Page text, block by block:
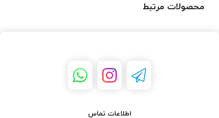
محصولات مرتبط
اطلاعات تماس